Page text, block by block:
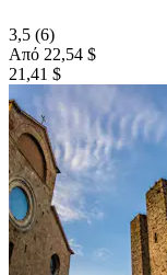
3,5 (6)
Από 22,54 $
21,41 $